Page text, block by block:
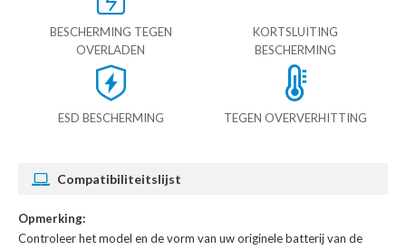
BESCHERMING TEGEN
OVERLADEN
KORTSLUITING
BESCHERMING
ESD BESCHERMING TEGEN OVERVERHITTING
Compatibiliteitslijst
Opmerking:
Controleer het model en de vorm van uw originele batterij van de